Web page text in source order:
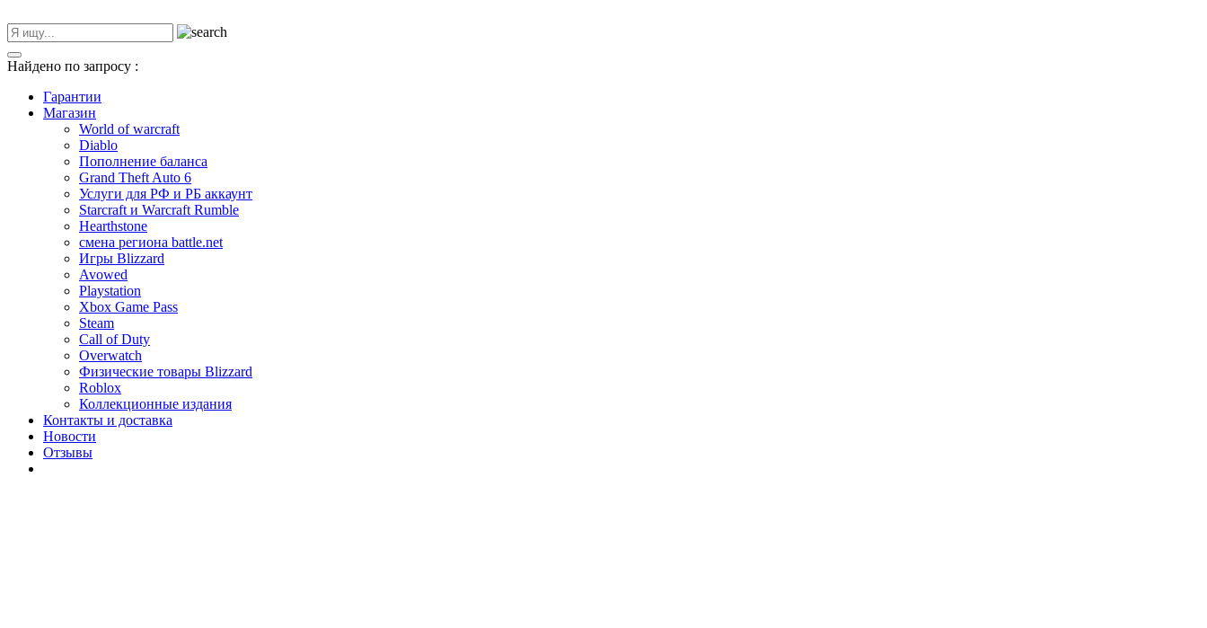
Найдено по запросу :
Гарантии
Магазин
World of warcraft
Diablo
Пополнение баланса
Grand Theft Auto 6
Услуги для РФ и РБ аккаунт
Starcraft и Warcraft Rumble
Hearthstone
смена региона battle.net
Игры Blizzard
Avowed
Playstation
Xbox Game Pass
Steam
Call of Duty
Overwatch
Физические товары Blizzard
Roblox
Коллекционные издания
Контакты и доставка
Новости
Отзывы